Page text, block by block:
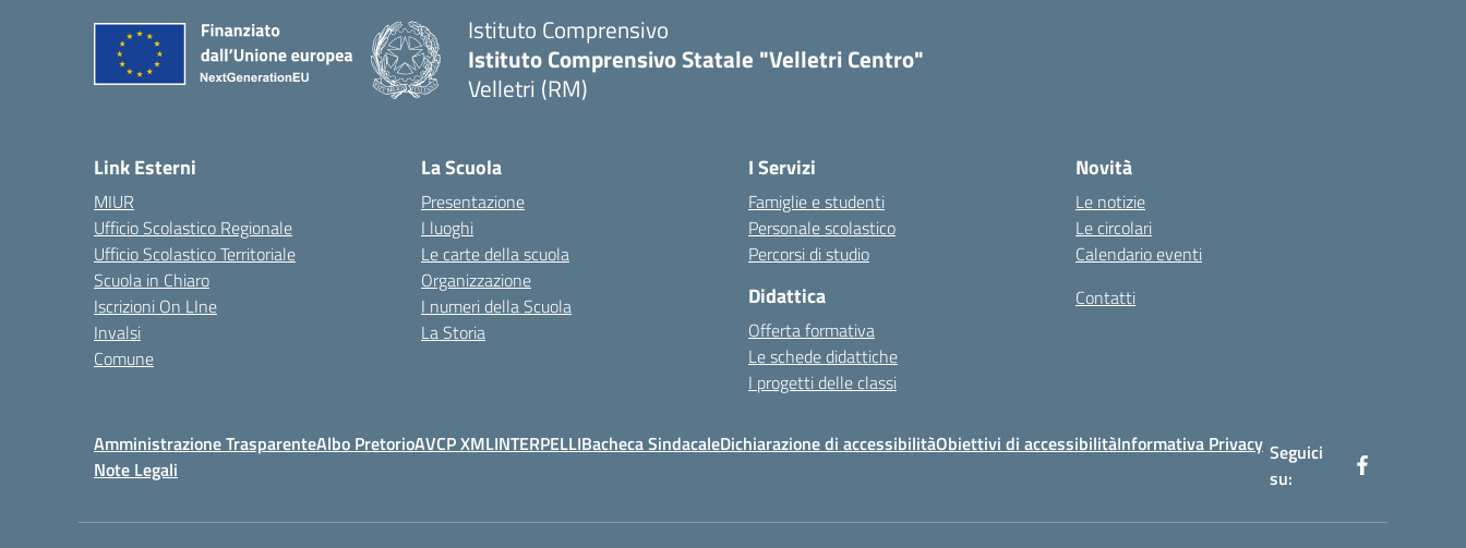
Istituto Comprensivo
Istituto Comprensivo Statale "Velletri Centro"
Velletri (RM)
Link Esterni
MIUR
Ufficio Scolastico Regionale
Ufficio Scolastico Territoriale
Scuola in Chiaro
Iscrizioni On LIne
Invalsi
Comune
La Scuola
Presentazione
I luoghi
Le carte della scuola
Organizzazione
I numeri della Scuola
La Storia
I Servizi
Famiglie e studenti
Personale scolastico
Percorsi di studio
Didattica
Offerta formativa
Le schede didattiche
I progetti delle classi
Novità
Le notizie
Le circolari
Calendario eventi
Contatti
Amministrazione TrasparenteAlbo PretorioAVCP XMLINTERPELLIBacheca SindacaleDichiarazione di accessibilitàObiettivi di accessibilitàInformativa Privacy
Note Legali
Seguici
su: